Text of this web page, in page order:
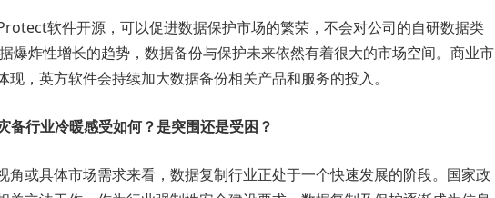
软件开源，可以促进数据保护市场的繁荣，不会对公司的自研数据类
爆炸性增长的趋势，数据备份与保护未来依然有着很大的市场空间。商业市
，英方软件会持续加大数据备份相关产品和服务的投入。
备行业冷暖感受如何？是突围还是受困？
角或具体市场需求来看，数据复制行业正处于一个快速发展的阶段。国家政